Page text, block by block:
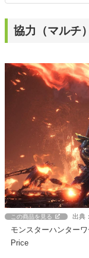
協力（マルチ
この商品を見る 出典
モンスターハンター
Price